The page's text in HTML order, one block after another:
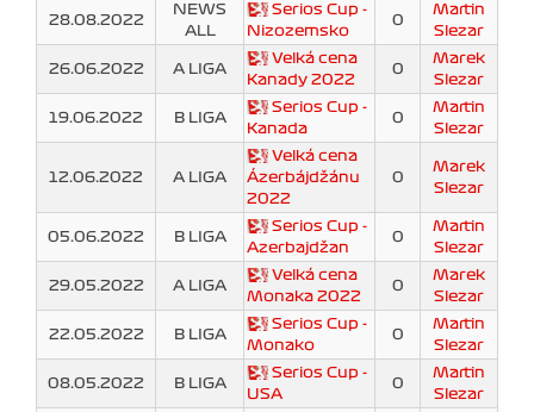
28.08.2022
NEWS
ALL
Serios Cup -
Nizozemsko
0
Martin
Slezar
26.06.2022 A LIGA
Velká cena
Kanady 2022
0
Marek
Slezar
19.06.2022 B LIGA
Serios Cup -
Kanada
0
Martin
Slezar
12.06.2022 A LIGA
Velká cena
Ázerbájdžánu
2022
0
Marek
Slezar
05.06.2022 B LIGA
Serios Cup -
Azerbajdžan
0
Martin
Slezar
29.05.2022 A LIGA
Velká cena
Monaka 2022
0
Marek
Slezar
22.05.2022 B LIGA
Serios Cup -
Monako
0
Martin
Slezar
08.05.2022 B LIGA
Serios Cup -
USA
0
Martin
Slezar